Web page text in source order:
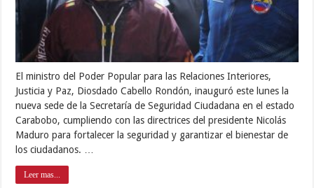
El ministro del Poder Popular para las Relaciones Interiores,
Justicia y Paz, Diosdado Cabello Rondón, inauguró este lunes la
nueva sede de la Secretaría de Seguridad Ciudadana en el estado
Carabobo, cumpliendo con las directrices del presidente Nicolás
Maduro para fortalecer la seguridad y garantizar el bienestar de
los ciudadanos. …
Leer mas...